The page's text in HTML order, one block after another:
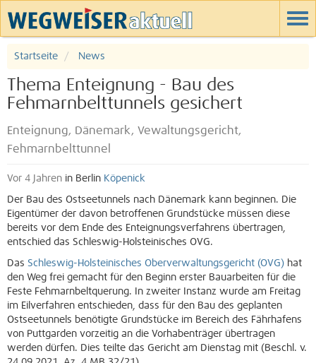
Startseite News
Thema Enteignung - Bau des
Fehmarnbelttunnels gesichert
Enteignung, Dänemark, Vewaltungsgericht,
Fehmarnbelttunnel
Vor 4 Jahren in Berlin Köpenick
Der Bau des Ostseetunnels nach Dänemark kann beginnen. Die
Eigentümer der davon betroffenen Grundstücke müssen diese
bereits vor dem Ende des Enteignungsverfahrens übertragen,
entschied das Schleswig-Holsteinisches OVG.
Das Schleswig-Holsteinisches Oberverwaltungsgericht (OVG) hat
den Weg frei gemacht für den Beginn erster Bauarbeiten für die
Feste Fehmarnbeltquerung. In zweiter Instanz wurde am Freitag
im Eilverfahren entschieden, dass für den Bau des geplanten
Ostseetunnels benötigte Grundstücke im Bereich des Fährhafens
von Puttgarden vorzeitig an die Vorhabenträger übertragen
werden dürfen. Dies teilte das Gericht am Dienstag mit (Beschl. v.